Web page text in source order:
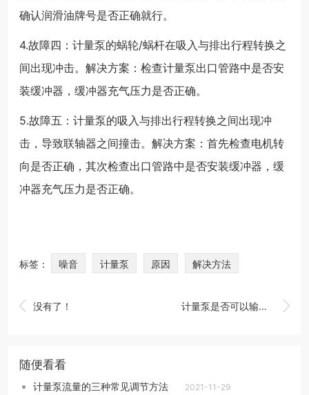
确认润滑油牌号是否正确就行。
4.故障四：计量泵的蜗轮/蜗杆在吸入与排出行程转换之
间出现冲击。解决方案：检查计量泵出口管路中是否安
装缓冲器，缓冲器充气压力是否正确。
5.故障五：计量泵的吸入与排出行程转换之间出现冲
击，导致联轴器之间撞击。解决方案：首先检查电机转
向是否正确，其次检查出口管路中是否安装缓冲器，缓
冲器充气压力是否正确。
标签： 噪音 计量泵 原因 解决方法
 没有了！ 
计量泵是否可以输送10%硫酸钙
随便看看
计量泵流量的三种常见调节方法 2021-11-29